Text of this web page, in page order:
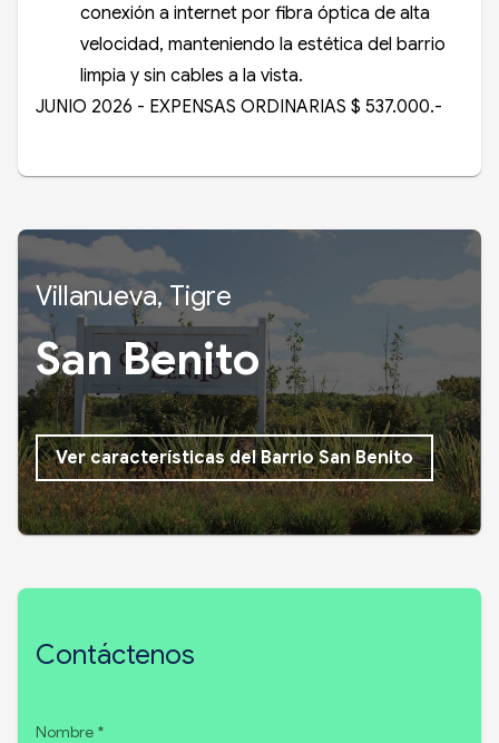
conexión a internet por fibra óptica de alta
velocidad, manteniendo la estética del barrio
limpia y sin cables a la vista.
JUNIO 2026 - EXPENSAS ORDINARIAS $ 537.000.-
Villanueva, Tigre
San Benito
Ver características del Barrio San Benito
Contáctenos
Nombre *